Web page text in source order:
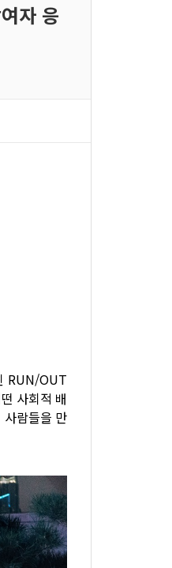
자 응
RUN/OUT
사회적 배
람들을 만